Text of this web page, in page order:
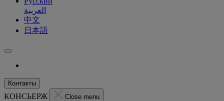
العربية
中文
日本語
Контакты
КОНСЬЕРЖ Close menu